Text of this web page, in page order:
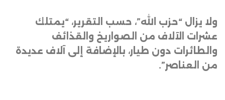
ولا يزال “حزب الله”، حسب التقرير، “يمتلك
عشرات الآلاف من الصواريخ والقذائف
والطائرات دون طيار، بالإضافة إلى آلاف عديدة
من العناصر”.